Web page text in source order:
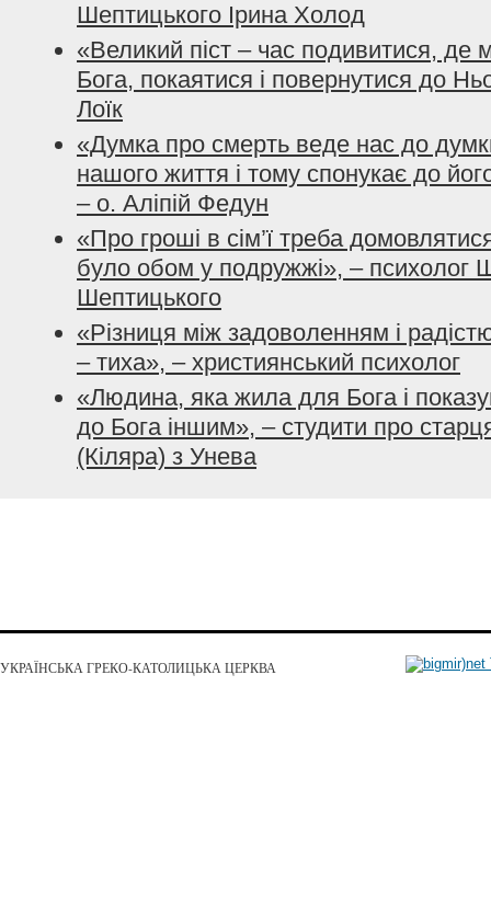
Шептицького Ірина Холод
«Великий піст – час подивитися, де
Бога, покаятися і повернутися до
Лоїк
«Думка про смерть веде нас до
нашого життя і тому спонукає до
– о. Аліпій Федун
«Про гроші в сім’ї треба
було обом у подружжі», – психолог
Шептицького
«Різниця між задоволенням і
– тиха», – християнський психолог
«Людина, яка жила для Бога і
до Бога іншим», – студити про
(Кіляра) з Унева
УКРАЇНСЬКА ГРЕКО-КАТОЛИЦЬКА ЦЕРКВА